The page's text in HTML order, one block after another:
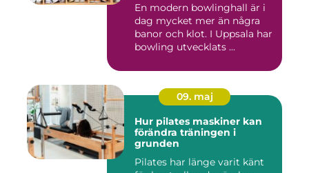
En modern bowlinghall är i
dag mycket mer än några
banor och klot. I Uppsala har
bowling utvecklats ...
09. maj
Hur pilates maskiner kan
förändra träningen i
grunden
Pilates har länge varit känt